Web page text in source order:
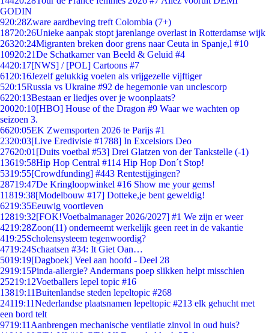
GODIN
920:28Zware aardbeving treft Colombia (7+)
18720:26Unieke aanpak stopt jarenlange overlast in Rotterdamse wijk
26320:24Migranten breken door grens naar Ceuta in Spanje,l #10
10920:21De Schatkamer van Beeld & Geluid #4
4420:17[NWS] / [POL] Cartoons #7
61 20:16Jezelf gelukkig voelen als vrijgezelle vijftiger
520:15Russia vs Ukraine #92 de hegemonie van unclescorp
6220:13Bestaan er liedjes over je woonplaats?
20020:10[HBO] House of the Dragon #9 Waar we wachten op
seizoen 3.
6620:05EK Zwemsporten 2026 te Parijs #1
2320:03[Live Eredivisie #1788] In Excelsiors Deo
27620:01 [Duits voetbal #53] Drei Glatzen von der Tankstelle (-1)
13619:58Hip Hop Central #114 Hip Hop Don´t Stop!
5319:55[Crowdfunding] #443 Rentestijgingen?
28719:47De Kringloopwinkel #16 Show me your gems!
11819:38[Modelbouw #17] Dotteke,je bent geweldig!
6219:35Eeuwig voortleven
12819:32[FOK!Voetbalmanager 2026/2027] #1 We zijn er weer
4219:28Zoon(11) onderneemt werkelijk geen reet in de vakantie
419:25Scholensysteem tegenwoordig?
4719:24Schaatsen #34: It Giet Oan…
5019:19[Dagboek] Veel aan hoofd - Deel 28
2919:15Pinda-allergie? Andermans poep slikken helpt misschien
25219:12Voetballers lepel topic #16
13819:11Buitenlandse steden lepeltopic #268
24119:11Nederlandse plaatsnamen lepeltopic #213 elk gehucht met
een bord telt
9719:11 Aanbrengen mechanische ventilatie zinvol in oud huis?